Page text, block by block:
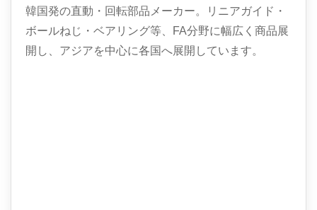
韓国発の直動・回転部品メーカー。リニアガイド・
ボールねじ・ベアリング等、FA分野に幅広く商品展
開し、アジアを中心に各国へ展開しています。